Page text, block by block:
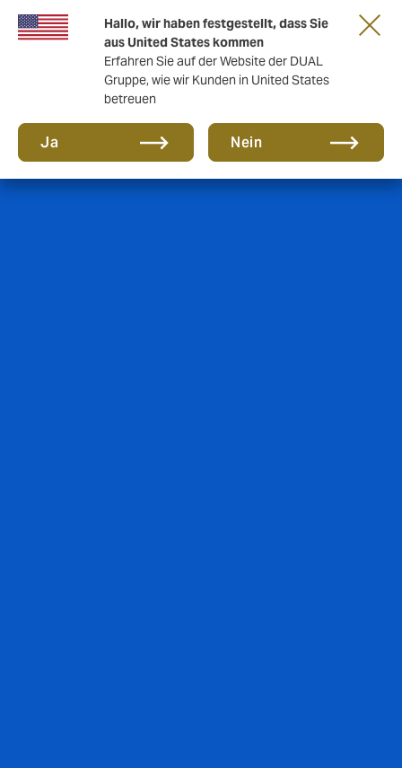
Hallo, wir haben festgestellt, dass Sie
aus United States kommen
Erfahren Sie auf der Website der DUAL
Gruppe, wie wir Kunden in United States
betreuen
Ja Nein
Gemeinsam in die nächste Runde. Renew
with us